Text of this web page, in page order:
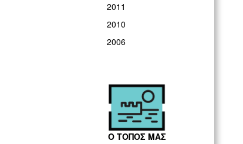
2011
2010
2006
Ο ΤΟΠΟΣ ΜΑΣ